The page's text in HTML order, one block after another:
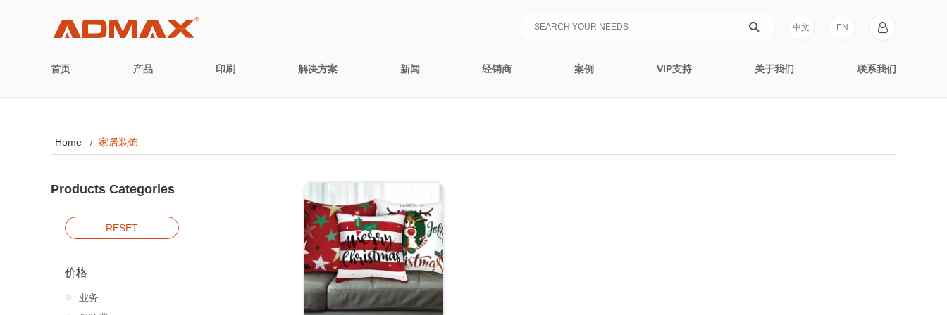
中文 EN
首页 产品 印刷 解决方案 新闻 经销商 案例 VIP支持 关于我们 联系我们
Home / 家居装饰
Products Categories
RESET
价格
业务